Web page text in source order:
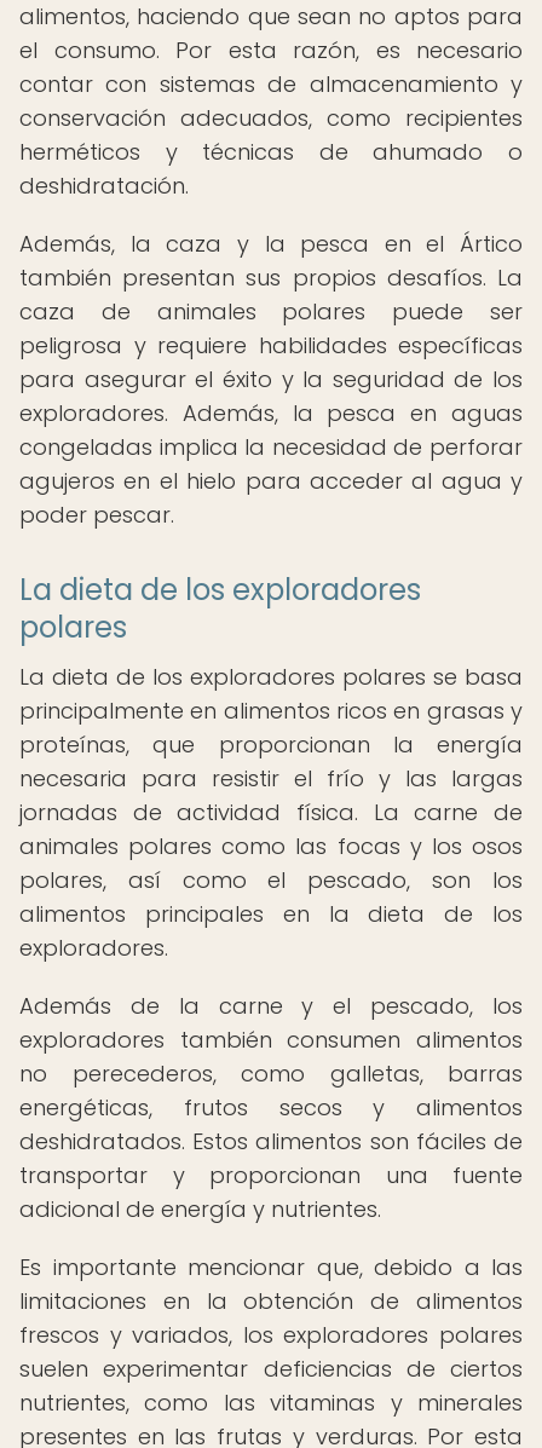
alimentos, haciendo que sean no aptos para
el consumo. Por esta razón, es necesario
contar con sistemas de almacenamiento y
conservación adecuados, como recipientes
herméticos y técnicas de ahumado o
deshidratación.
Además, la caza y la pesca en el Ártico
también presentan sus propios desafíos. La
caza de animales polares puede ser
peligrosa y requiere habilidades específicas
para asegurar el éxito y la seguridad de los
exploradores. Además, la pesca en aguas
congeladas implica la necesidad de perforar
agujeros en el hielo para acceder al agua y
poder pescar.
La dieta de los exploradores
polares
La dieta de los exploradores polares se basa
principalmente en alimentos ricos en grasas y
proteínas, que proporcionan la energía
necesaria para resistir el frío y las largas
jornadas de actividad física. La carne de
animales polares como las focas y los osos
polares, así como el pescado, son los
alimentos principales en la dieta de los
exploradores.
Además de la carne y el pescado, los
exploradores también consumen alimentos
no perecederos, como galletas, barras
energéticas, frutos secos y alimentos
deshidratados. Estos alimentos son fáciles de
transportar y proporcionan una fuente
adicional de energía y nutrientes.
Es importante mencionar que, debido a las
limitaciones en la obtención de alimentos
frescos y variados, los exploradores polares
suelen experimentar deficiencias de ciertos
nutrientes, como las vitaminas y minerales
presentes en las frutas y verduras. Por esta